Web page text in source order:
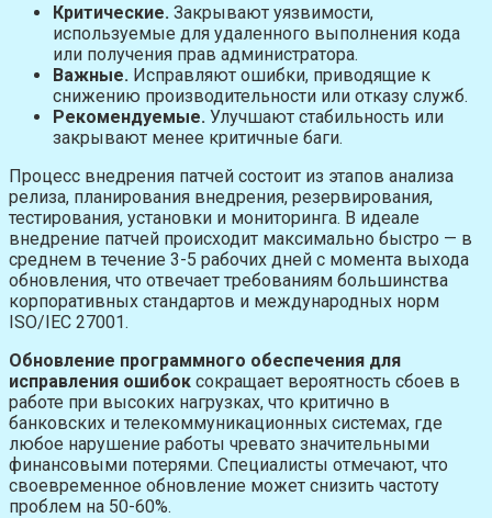
Критические. Закрывают уязвимости,
используемые для удаленного выполнения кода
или получения прав администратора.
Важные. Исправляют ошибки, приводящие к
снижению производительности или отказу служб.
Рекомендуемые. Улучшают стабильность или
закрывают менее критичные баги.
Процесс внедрения патчей состоит из этапов анализа
релиза, планирования внедрения, резервирования,
тестирования, установки и мониторинга. В идеале
внедрение патчей происходит максимально быстро — в
среднем в течение 3-5 рабочих дней с момента выхода
обновления, что отвечает требованиям большинства
корпоративных стандартов и международных норм
ISO/IEC 27001.
Обновление программного обеспечения для
исправления ошибок сокращает вероятность сбоев в
работе при высоких нагрузках, что критично в
банковских и телекоммуникационных системах, где
любое нарушение работы чревато значительными
финансовыми потерями. Специалисты отмечают, что
своевременное обновление может снизить частоту
проблем на 50-60%.